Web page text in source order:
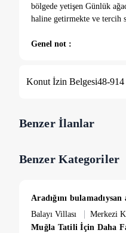
bölgede yetişen Günlük
haline getirmekte ve tercih
Genel not :
daha yüksektir.
Konut İzin Belgesi48-914
Benzer İlanlar
Benzer Kategoriler
Aradığını
Balayı Villası
| Merkezi
Muğla Tatili İçin Daha